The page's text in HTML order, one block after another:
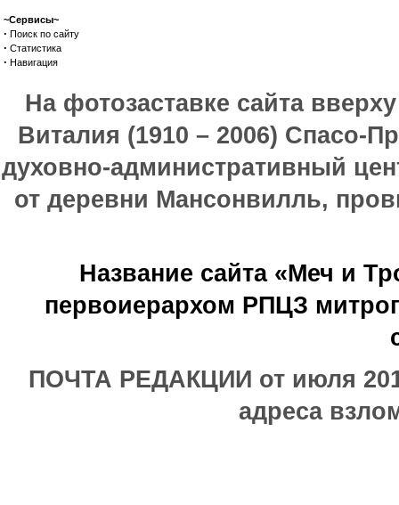
~Сервисы~
· Поиск по сайту
· Статистика
· Навигация
На фотозаставке сайта
Виталия (1910 – 2006) Спасо-
духовно-административный
от деревни Мансонвилль,
Название сайта «Меч и
первоиерархом РПЦЗ
ПОЧТА РЕДАКЦИИ от июля
адреса